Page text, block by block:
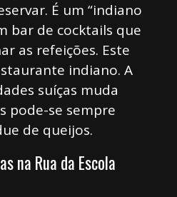
É um “indiano
bar de cocktails que
as refeições. Este
indiano. A
suíças muda
pode-se sempre
de queijos.
na Rua da Escola